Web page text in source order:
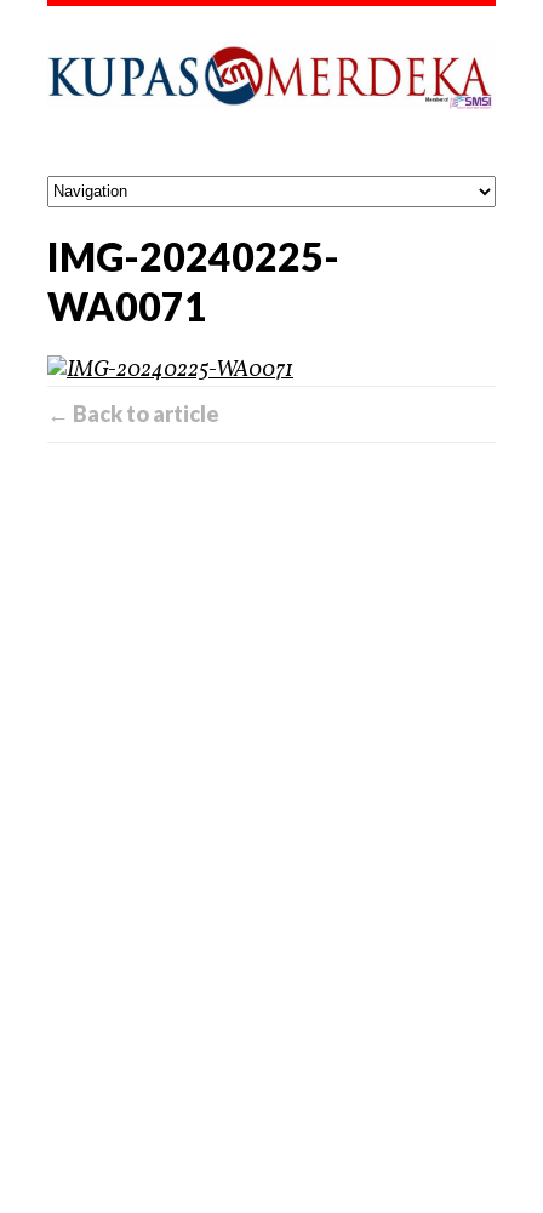
IMG-20240225-
WA0071
← Back to article